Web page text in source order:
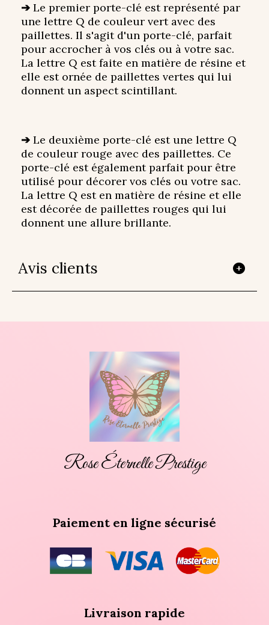
➔ Le premier porte-clé est représenté par
une lettre Q de couleur vert avec des
paillettes. Il s'agit d'un porte-clé, parfait
pour accrocher à vos clés ou à votre sac.
La lettre Q est faite en matière de résine et
elle est ornée de paillettes vertes qui lui
donnent un aspect scintillant.
➔ Le deuxième porte-clé est une lettre Q
de couleur rouge avec des paillettes. Ce
porte-clé est également parfait pour être
utilisé pour décorer vos clés ou votre sac.
La lettre Q est en matière de résine et elle
est décorée de paillettes rouges qui lui
donnent une allure brillante.
Avis clients
Rose Éternelle Prestige
Paiement en ligne sécurisé
Livraison rapide